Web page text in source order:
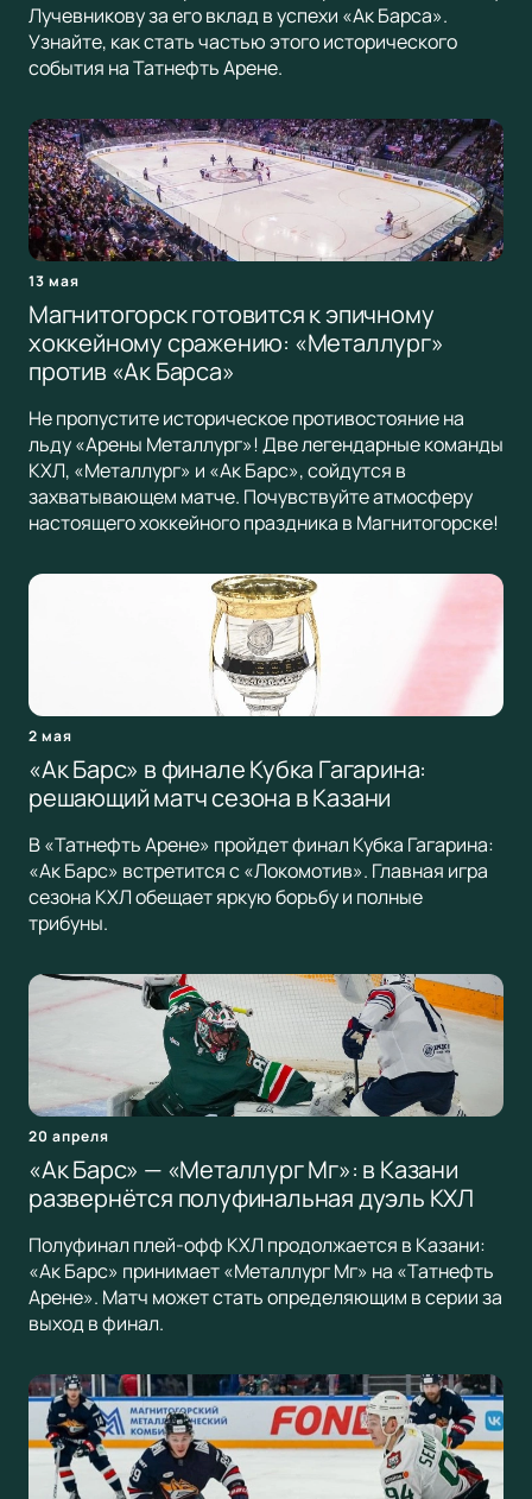
Лучевникову за его вклад в успехи «Ак Барса».
Узнайте, как стать частью этого исторического
события на Татнефть Арене.
13 мая
Магнитогорск готовится к эпичному
хоккейному сражению: «Металлург»
против «Ак Барса»
Не пропустите историческое противостояние на
льду «Арены Металлург»! Две легендарные команды
КХЛ, «Металлург» и «Ак Барс», сойдутся в
захватывающем матче. Почувствуйте атмосферу
настоящего хоккейного праздника в Магнитогорске!
2 мая
«Ак Барс» в финале Кубка Гагарина:
решающий матч сезона в Казани
В «Татнефть Арене» пройдет финал Кубка Гагарина:
«Ак Барс» встретится с «Локомотив». Главная игра
сезона КХЛ обещает яркую борьбу и полные
трибуны.
20 апреля
«Ак Барс» — «Металлург Мг»: в Казани
развернётся полуфинальная дуэль КХЛ
Полуфинал плей-офф КХЛ продолжается в Казани:
«Ак Барс» принимает «Металлург Мг» на «Татнефть
Арене». Матч может стать определяющим в серии за
выход в финал.